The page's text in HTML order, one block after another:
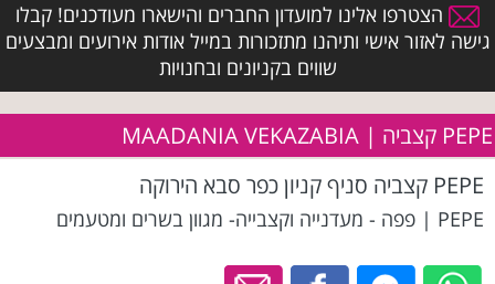
הצטרפו אלינו למועדון החברים והישארו מעודכנים! קבלו
גישה לאזור אישי ותיהנו מתזכורות במייל אודות אירועים ומבצעים
שווים בקניונים ובחנויות
PEPE קצביה | MAADANIA VEKAZABIA
PEPE קצביה סניף קניון כפר סבא הירוקה
PEPE | פפה - מעדנייה וקצבייה- מגוון בשרים ומטעמים